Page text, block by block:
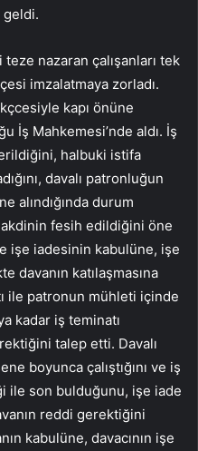
geldi.
nazaran çalışanları tek
imzalatmaya zorladı.
kapı önüne
İş Mahkemesi’nde aldı. İş
halbuki istifa
davalı patronluğun
alındığında durum
fesih edildiğini öne
işe iadesinin kabulüne, işe
davanın katılaşmasına
ile patronun mühleti içinde
kadar iş teminatı
talep etti. Davalı
boyunca çalıştığını ve iş
ile son bulduğunu, işe iade
reddi gerektiğini
kabulüne, davacının işe